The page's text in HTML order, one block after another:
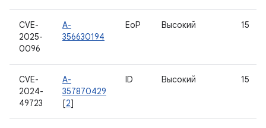
CVE-
2025-
0096
A-
356630194
EoP Высокий 15
CVE-
2024-
49723
A-
357870429
[2]
ID Высокий 15